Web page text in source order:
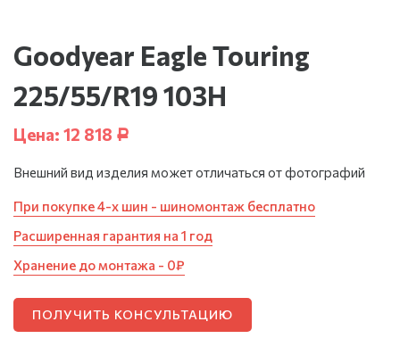
Goodyear Eagle Touring
225/55/R19 103H
Цена: 12 818 Р
Внешний вид изделия может отличаться от фотографий
При покупке 4-х шин - шиномонтаж бесплатно
Расширенная гарантия на 1 год
Хранение до монтажа - 0₽
ПОЛУЧИТЬ КОНСУЛЬТАЦИЮ